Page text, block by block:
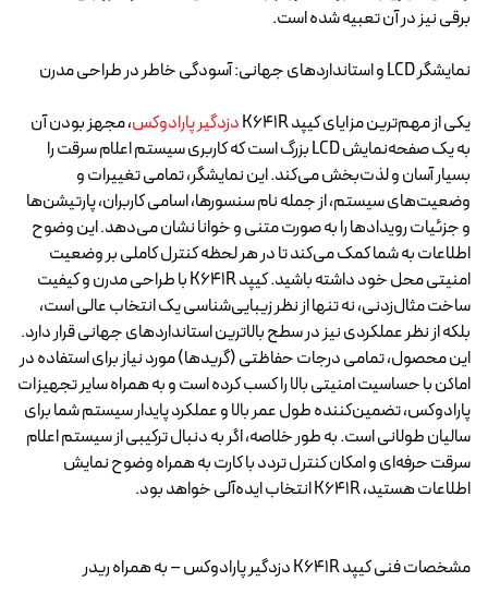
برقی نیز در آن تعبیه شده است.
نمایشگر LCD و استانداردهای جهانی: آسودگی خاطر در طراحی مدرن
یکی از مهم‌ترین مزایای کیپد K641R
دزدگیر پارادوکس، مجهز بودن آن
به یک صفحه‌نمایش LCD بزرگ است که کاربری سیستم اعلام سرقت را
بسیار آسان و لذت‌بخش می‌کند. این نمایشگر، تمامی تغییرات و
وضعیت‌های سیستم، از جمله نام سنسورها، اسامی کاربران، پارتیشن‌ها
و جزئیات رویدادها را به صورت متنی و خوانا نشان می‌دهد. این وضوح
اطلاعات به شما کمک می‌کند تا در هر لحظه کنترل کاملی بر وضعیت
امنیتی محل خود داشته باشید. کیپد K641R با طراحی مدرن و کیفیت
ساخت مثال‌زدنی، نه تنها از نظر زیبایی‌شناسی یک انتخاب عالی است،
بلکه از نظر عملکردی نیز در سطح بالاترین استانداردهای جهانی قرار دارد.
این محصول، تمامی درجات حفاظتی (گریدها) مورد نیاز برای استفاده در
اماکن با حساسیت امنیتی بالا را کسب کرده است و به همراه سایر تجهیزات
پارادوکس، تضمین‌کننده طول عمر بالا و عملکرد پایدار سیستم شما برای
سالیان طولانی است. به طور خلاصه، اگر به دنبال ترکیبی از سیستم اعلام
سرقت حرفه‌ای و امکان کنترل تردد با کارت به همراه وضوح نمایش
اطلاعات هستید، K641R انتخاب ایده‌آلی خواهد بود.
مشخصات فنی کیپد K641R دزدگیر پارادوکس – به همراه ریدر